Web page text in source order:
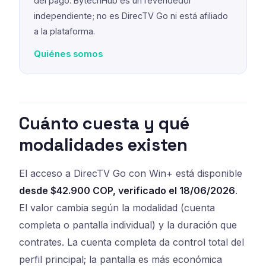
independiente; no es DirecTV Go ni está afiliado
a la plataforma.
Quiénes somos
Cuánto cuesta y qué
modalidades existen
El acceso a DirecTV Go con Win+ está disponible
desde $42.900 COP, verificado el 18/06/2026.
El valor cambia según la modalidad (cuenta
completa o pantalla individual) y la duración que
contrates. La cuenta completa da control total del
perfil principal; la pantalla es más económica